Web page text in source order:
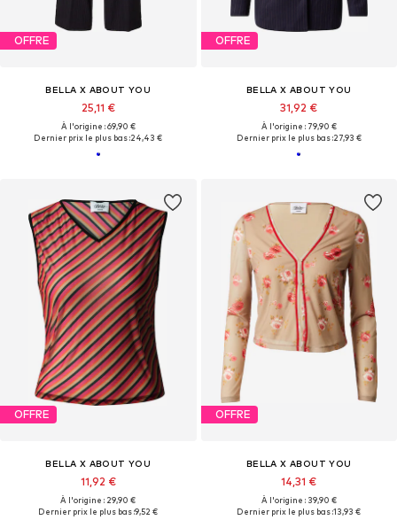
OFFRE
BELLA X ABOUT YOU
25,11 €
À l'origine : 69,90 €
Dernier prix le plus bas :24,43 €
OFFRE
BELLA X ABOUT YOU
31,92 €
À l'origine : 79,90 €
Dernier prix le plus bas :27,93 €
OFFRE
BELLA X ABOUT YOU
11,92 €
À l'origine : 29,90 €
Dernier prix le plus bas :9,52 €
OFFRE
BELLA X ABOUT YOU
14,31 €
À l'origine : 39,90 €
Dernier prix le plus bas :13,93 €